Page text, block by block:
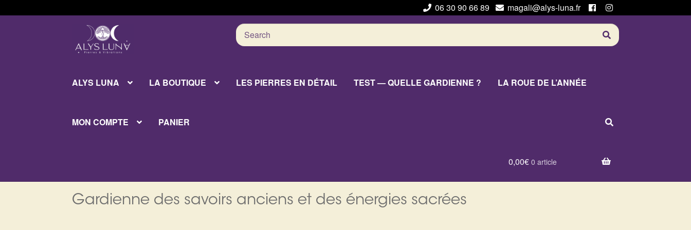
06 30 90 66 89
magali@alys-luna.fr
Aller
la
Aller
au
contenu
Search
for:
ALYS LUNA LA BOUTIQUE LES PIERRES EN DÉTAIL TEST — QUELLE GARDIENNE ? LA ROUE DE L’ANNÉE
MON COMPTE PANIER
0,00€ 0 article
Gardienne des savoirs anciens et des énergies sacrées